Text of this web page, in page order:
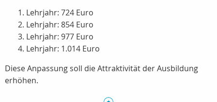
Lehrjahr: 724 Euro
Lehrjahr: 854 Euro
Lehrjahr: 977 Euro
Lehrjahr: 1.014 Euro
Diese Anpassung soll die Attraktivität der Ausbildung
erhöhen.